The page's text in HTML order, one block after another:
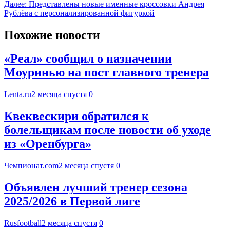
Далее: Представлены новые именные кроссовки Андрея
Рублёва с персонализированной фигуркой
Похожие новости
«Реал» сообщил о назначении
Моуринью на пост главного тренера
Lenta.ru2 месяца спустя 0
Квеквескири обратился к
болельщикам после новости об уходе
из «Оренбурга»
Чемпионат.com2 месяца спустя 0
Объявлен лучший тренер сезона
2025/2026 в Первой лиге
Rusfootball2 месяца спустя 0